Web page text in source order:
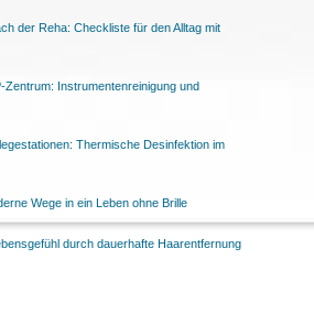
der Reha: Checkliste für den Alltag mit
Instrumentenreinigung und
Thermische Desinfektion im
Wege in ein Leben ohne Brille
durch dauerhafte Haarentfernung